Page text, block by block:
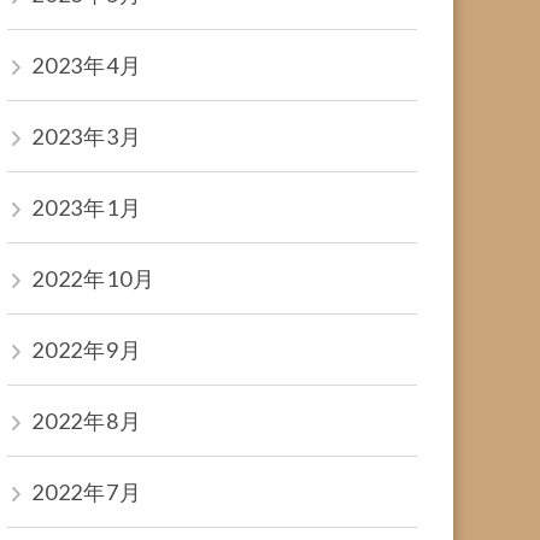
2023年4月
2023年3月
2023年1月
2022年10月
2022年9月
2022年8月
2022年7月